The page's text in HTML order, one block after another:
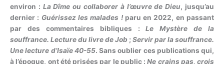
environ : La Dîme ou collaborer à l’œuvre de Dieu, jusqu’au
dernier : Guérissez les malades !paru en 2022, en passant
par des commentaires bibliques :Le Mystère de la
souffrance. Lecture du livre de Job ;Servir par la souffrance.
Une lecture d’Isaïe 40-55. Sans oublier ces publications qui,
à l’époque, ont été prisées par le public :Ne crains pas, crois